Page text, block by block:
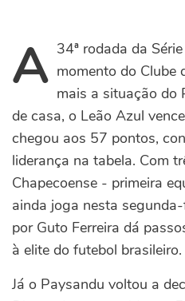
A 34ª rodada da
momento do Clube
mais a situação do
de casa, o Leão Azul
chegou aos 57 pontos,
liderança na tabela. Com
Chapecoense - primeira
ainda joga nesta
por Guto Ferreira dá
à elite do futebol brasileiro.
Já o Paysandu voltou a